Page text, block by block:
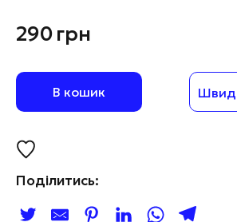
290грн
В кошик
Поділитись: